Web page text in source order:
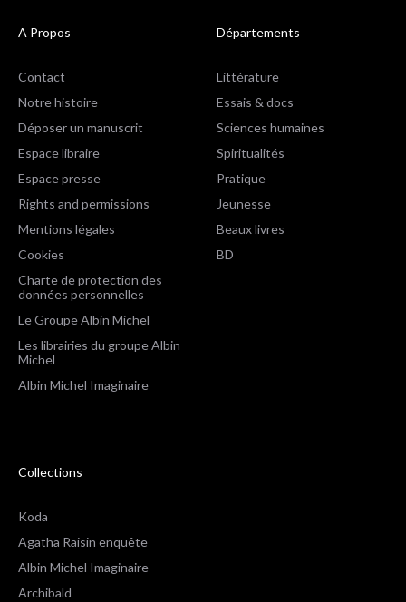
A Propos
Contact
Notre histoire
Déposer un manuscrit
Espace libraire
Espace presse
Rights and permissions
Mentions légales
Cookies
Charte de protection des
données personnelles
Le Groupe Albin Michel
Les librairies du groupe Albin
Michel
Albin Michel Imaginaire
Départements
Littérature
Essais & docs
Sciences humaines
Spiritualités
Pratique
Jeunesse
Beaux livres
BD
Collections
Koda
Agatha Raisin enquête
Albin Michel Imaginaire
Archibald